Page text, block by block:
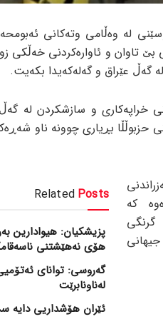
لە وەڵامی وتەکانی
تاوان و ئاوارەکردنی خەڵکی
گەڵ عێراق و گەلەکەیدا بکەیت.
خراپەکاری و سازشکردن لە
حزبوڵڵا بڕیاری چوونە ناو
Related Posts
پزیشکیان: هیوادارین
هۆی نەهێشتنی
گەروسی: توانای
لەناونابرێت
ئێران هۆشداریی دایە
کە
گرنگی